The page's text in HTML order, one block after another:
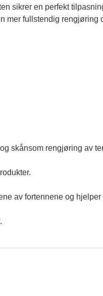
sikrer en perfekt
fullstendig rengjøring
skånsom rengjøring av
av fortennene og